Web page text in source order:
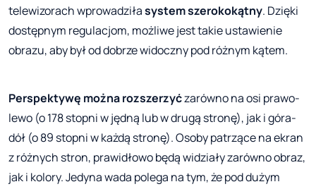
telewizorach wprowadziłasystem szerokokątny. Dzięki
dostępnym regulacjom, możliwe jest takie ustawienie
obrazu, aby był od dobrze widoczny pod różnym kątem.
Perspektywę można rozszerzyćzarówno na osi prawo-
lewo (o 178 stopni w jędną lub w drugą stronę), jak i góra-
dół (o 89 stopni w każdą stronę). Osoby patrzące na ekran
z różnych stron, prawidłowo będą widziały zarówno obraz,
jak i kolory. Jedyna wada polega na tym, że pod dużym